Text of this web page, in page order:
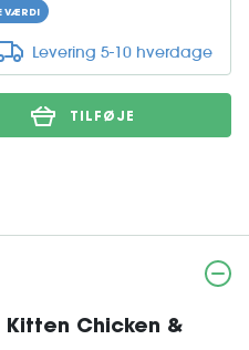
VÆRDI
Levering 5-10 hverdage
TILFØJE
Chicken &